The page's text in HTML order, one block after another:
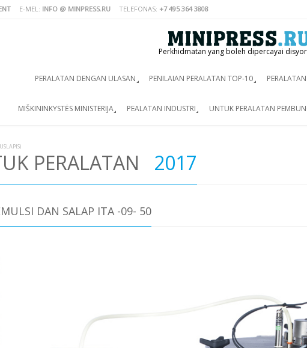
E-MEL: INFO @ MINPRESS.RU TELEFONAS: +7 495 364 3808
Perkhidmatan yang boleh dipercayai
PERALATAN DENGAN ULASAN PENILAIAN PERALATAN TOP-10
MIŠKININKYSTĖS MINISTERIJA PEALATAN INDUSTRI UNTUK PERALATAN
PERALATAN 2017
DAN SALAP ITA -09- 50